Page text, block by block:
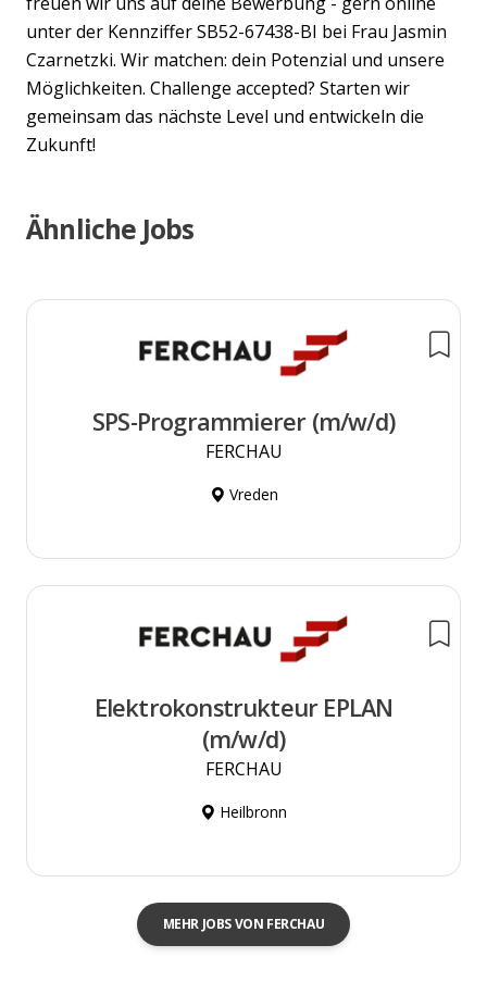
unter der Kennziffer SB52-67438-BI bei Frau Jasmin
Czarnetzki. Wir matchen: dein Potenzial und unsere
Möglichkeiten. Challenge accepted? Starten wir
gemeinsam das nächste Level und entwickeln die
Zukunft!
Ähnliche Jobs
SPS-Programmierer (m/w/d)
FERCHAU
Vreden
Elektrokonstrukteur EPLAN
(m/w/d)
FERCHAU
Heilbronn
MEHR JOBS VON FERCHAU